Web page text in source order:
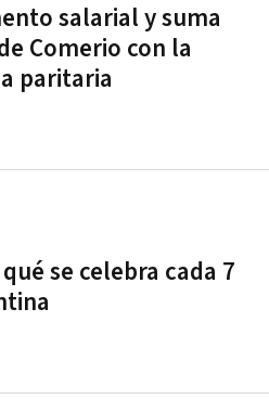
salarial y suma
Comerio con la
paritaria
se celebra cada 7